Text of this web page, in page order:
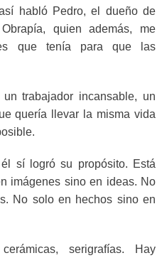
habló Pedro, el dueño de
quien además, me
que tenía para que las
trabajador incansable, un
quería llevar la misma vida
sí logró su propósito. Está
imágenes sino en ideas. No
No solo en hechos sino en
serigrafías. Hay